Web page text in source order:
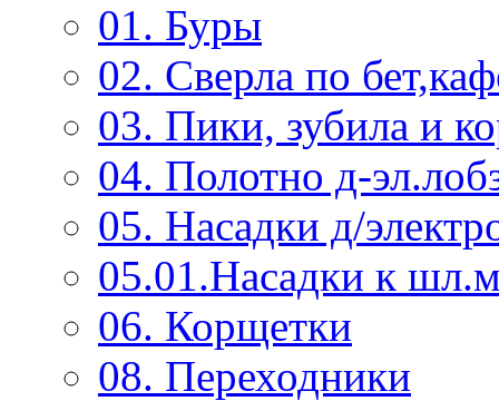
01. Буры
02. Сверла по
03. Пики, зубила и
04. Полотно д-
05. Насадки д/
05.01.Насадки к
06. Корщетки
08. Переходники